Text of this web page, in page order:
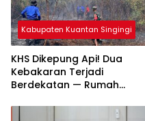
Kabupaten Kuantan Singingi
KHS Dikepung Api! Dua
Kebakaran Terjadi
Berdekatan — Rumah
Terbakar